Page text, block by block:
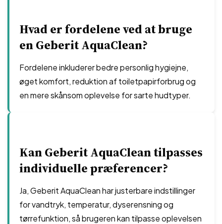
Hvad er fordelene ved at bruge
en Geberit AquaClean?
Fordelene inkluderer bedre personlig hygiejne,
øget komfort, reduktion af toiletpapirforbrug og
en mere skånsom oplevelse for sarte hudtyper.
Kan Geberit AquaClean tilpasses
individuelle præferencer?
Ja, Geberit AquaClean har justerbare indstillinger
for vandtryk, temperatur, dyserensning og
tørrefunktion, så brugeren kan tilpasse oplevelsen